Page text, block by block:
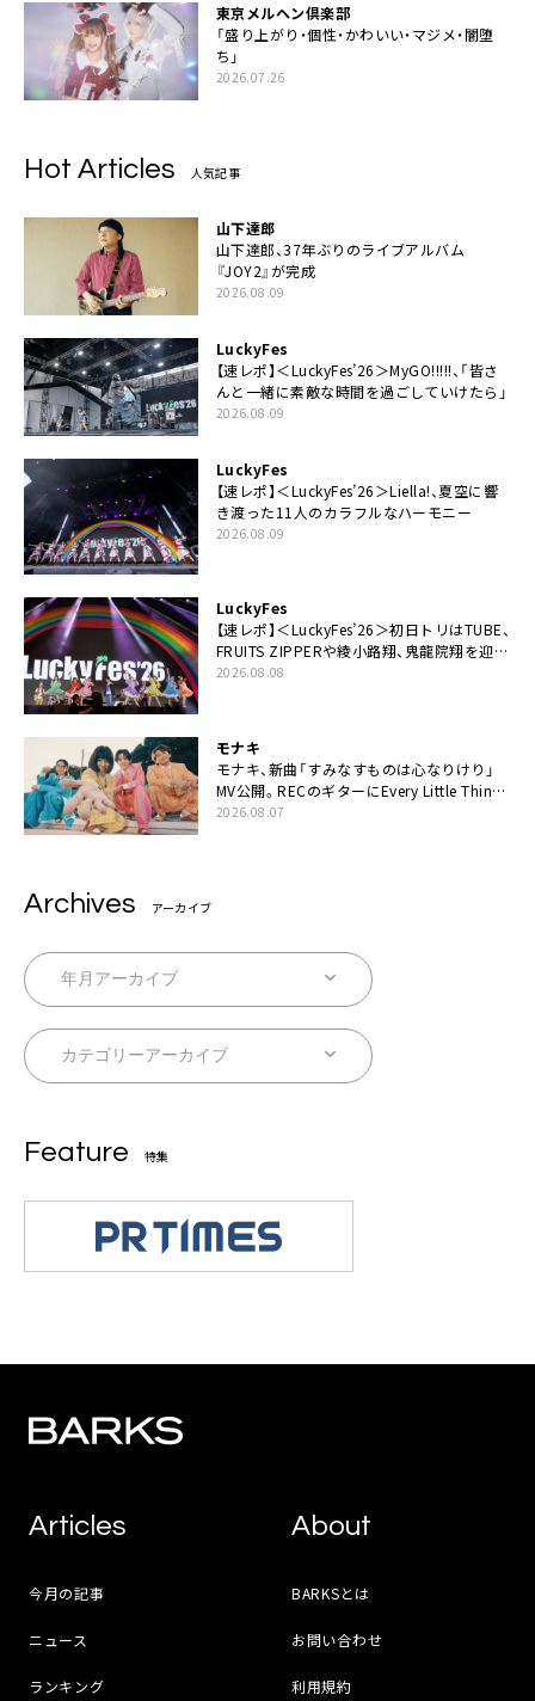
東京メルヘン倶楽部
「盛り上がり・個性・かわいい・マジメ・闇堕
ち」
2026.07.26
Hot Articles 人気記事
山下達郎
山下達郎、37年ぶりのライブアルバム
『JOY2』が完成
2026.08.09
LuckyFes
【速レポ】＜LuckyFes’26＞MyGO!!!!!、「皆さ
んと一緒に素敵な時間を過ごしていけたら」
2026.08.09
LuckyFes
【速レポ】＜LuckyFes’26＞Liella!、夏空に響
き渡った11人のカラフルなハーモニー
2026.08.09
LuckyFes
【速レポ】＜LuckyFes’26＞初日トリはTUBE、
FRUITS ZIPPERや綾小路翔、鬼龍院翔を迎え
た豪華コラボも「知ってたらぜひ一緒に歌っ
2026.08.08
モナキ
モナキ、新曲「すみなすものは心なりけり」
MV公開。RECのギターにEvery Little Thing・
伊藤一朗参加も
2026.08.07
Archives アーカイブ
Feature 特集
Articles
今月の記事
ニュース
ランキング
About
BARKSとは
お問い合わせ
利用規約